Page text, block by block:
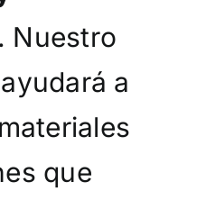
. Nuestro
a
que